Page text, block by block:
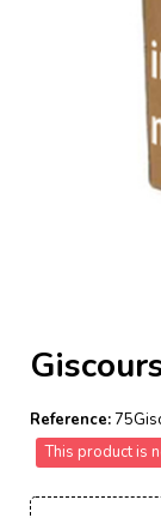
Reference:
This product is